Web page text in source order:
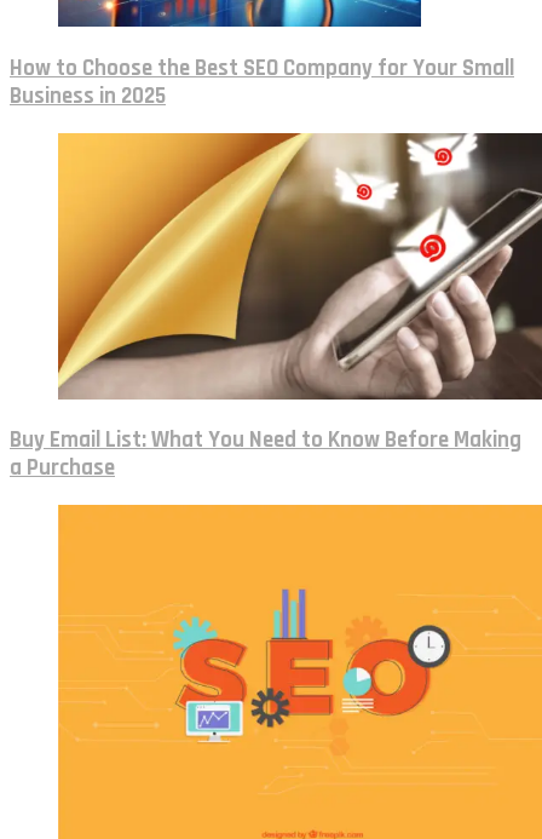
How to Choose the Best SEO Company for Your Small
Business in 2025
Buy Email List: What You Need to Know Before Making
a Purchase